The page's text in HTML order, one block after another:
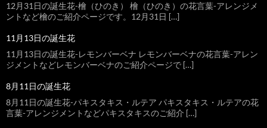
12月31日の誕生花-檜（ひのき） 檜（ひのき）の花言葉-アレンジメ
ントなど檜のご紹介ページです。12月31日 […]
11月13日の誕生花
11月13日の誕生花-レモンバーベナ レモンバーベナの花言葉-アレン
ジメントなどレモンバーベナのご紹介ページで […]
8月11日の誕生花
8月11日の誕生花-パキスタキス・ルテア パキスタキス・ルテアの花
言葉-アレンジメントなどパキスタキスのご紹介 […]